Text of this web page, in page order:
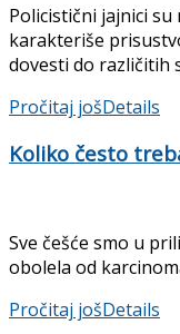
Policistični jajnici su
karakteriše
dovesti do različitih
Pročitaj jošDetails
Koliko često
Sve češće smo u
obolela od
Pročitaj jošDetails